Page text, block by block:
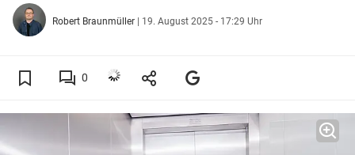
Robert Braunmüller | 19. August 2025 - 17:29 Uhr
0